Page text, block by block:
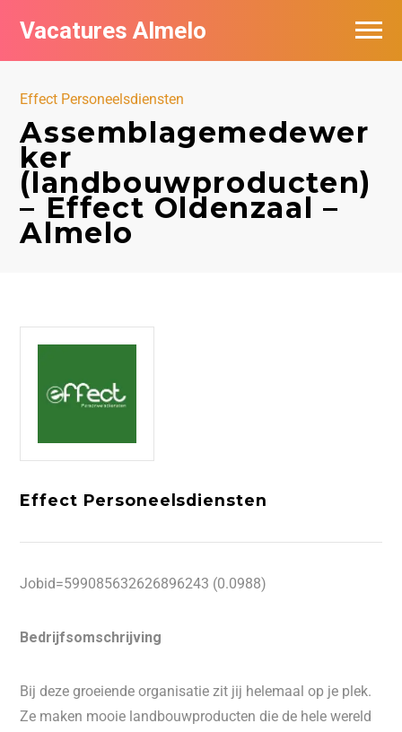
Vacatures Almelo
Effect Personeelsdiensten
Assemblagemedewer
ker
(landbouwproducten)
– Effect Oldenzaal –
Almelo
Effect Personeelsdiensten
Jobid=599085632626896243 (0.0988)
Bedrijfsomschrijving
Bij deze groeiende organisatie zit jij helemaal op je plek.
Ze maken mooie landbouwproducten die de hele wereld
Vacatures per bedrijf
Nieuwsbrief feed